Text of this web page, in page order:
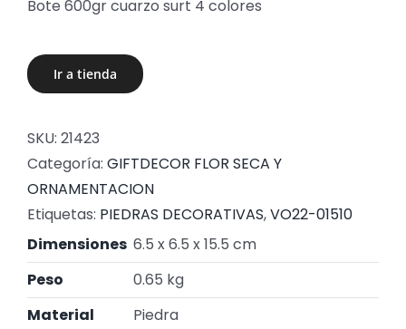
Bote 600gr cuarzo surt 4 colores
Ir a tienda
SKU: 21423
Categoría: GIFTDECOR FLOR SECA Y
ORNAMENTACION
Etiquetas: PIEDRAS DECORATIVAS,VO22-01510
Dimensiones 6.5 x 6.5 x 15.5 cm
Peso
0.65 kg
Material
Piedra